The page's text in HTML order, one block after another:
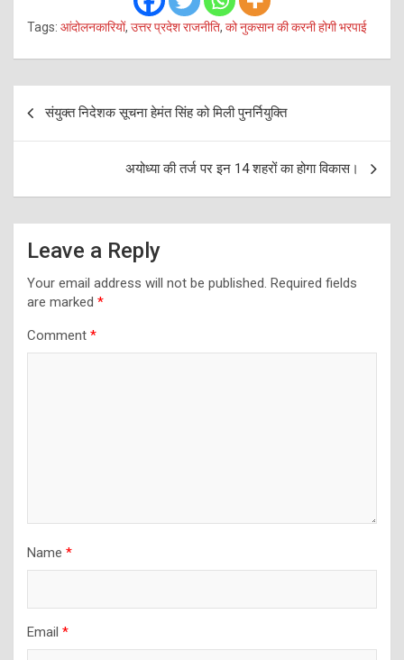
Tags: आंदोलनकारियों, उत्तर प्रदेश राजनीति, को नुकसान की करनी होगी भरपाई
Post
navigation
संयुक्त निदेशक सूचना हेमंत सिंह को मिली पुनर्नियुक्ति
अयोध्या की तर्ज पर इन 14 शहरों का होगा विकास।
Leave a Reply
Your email address will not be published. Required fields
are marked *
Comment *
Name *
Email *